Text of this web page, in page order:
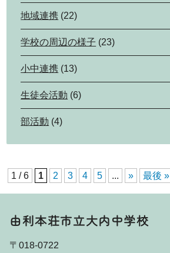
地域連携 (22)
学校の周辺の様子 (23)
小中連携 (13)
生徒会活動 (6)
部活動 (4)
1 / 6 1 2 3 4 5 ... » 最後 »
由利本荘市立大内中学校
〒018-0722